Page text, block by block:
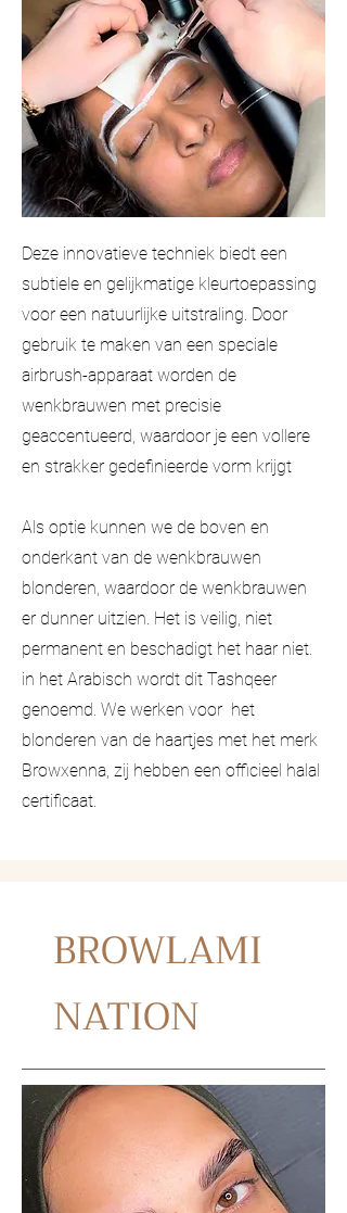
Deze innovatieve techniek biedt een
subtiele en gelijkmatige kleurtoepassing
voor een natuurlijke uitstraling. Door
gebruik te maken van een speciale
airbrush-apparaat worden de
wenkbrauwen met precisie
geaccentueerd, waardoor je een vollere
en strakker gedefinieerde vorm krijgt
Als optie kunnen we de boven en
onderkant van de wenkbrauwen
blonderen, waardoor de wenkbrauwen
er dunner uitzien. Het is veilig, niet
permanent en beschadigt het haar niet.
in het Arabisch wordt dit Tashqeer
genoemd. We werken voor het
blonderen van de haartjes met het merk
Browxenna, zij hebben een officieel halal
certificaat.
BROWLAMI
NATION